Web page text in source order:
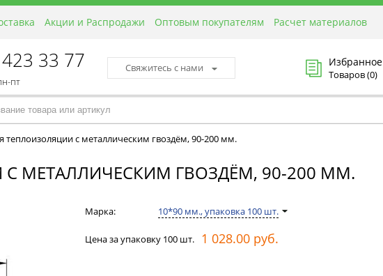
Акции и Распродажи Оптовым покупателям Расчет материалов
33 77
пт
Свяжитесь с нами Избранное
Товаров (0)
теплоизоляции с металлическим гвоздём, 90-200 мм.
МЕТАЛЛИЧЕСКИМ ГВОЗДЁМ, 90-200 ММ.
Марка: 10*90 мм., упаковка 100 шт.
Цена за упаковку 100 шт. 1 028.00 руб.